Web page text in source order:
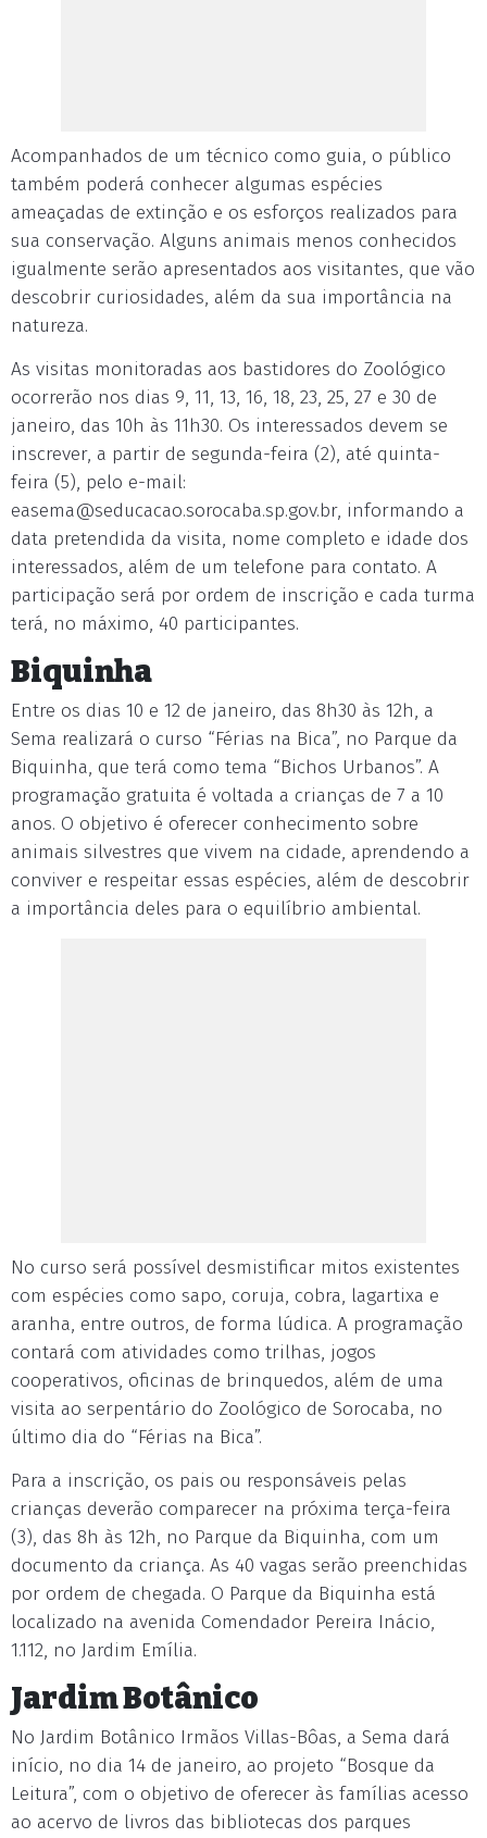
Acompanhados de um técnico como guia, o público
também poderá conhecer algumas espécies
ameaçadas de extinção e os esforços realizados para
sua conservação. Alguns animais menos conhecidos
igualmente serão apresentados aos visitantes, que vão
descobrir curiosidades, além da sua importância na
natureza.
As visitas monitoradas aos bastidores do Zoológico
ocorrerão nos dias 9, 11, 13, 16, 18, 23, 25, 27 e 30 de
janeiro, das 10h às 11h30. Os interessados devem se
inscrever, a partir de segunda-feira (2), até quinta-
feira (5), pelo e-mail:
easema@seducacao.sorocaba.sp.gov.br, informando a
data pretendida da visita, nome completo e idade dos
interessados, além de um telefone para contato. A
participação será por ordem de inscrição e cada turma
terá, no máximo, 40 participantes.
Biquinha
Entre os dias 10 e 12 de janeiro, das 8h30 às 12h, a
Sema realizará o curso “Férias na Bica”, no Parque da
Biquinha, que terá como tema “Bichos Urbanos”. A
programação gratuita é voltada a crianças de 7 a 10
anos. O objetivo é oferecer conhecimento sobre
animais silvestres que vivem na cidade, aprendendo a
conviver e respeitar essas espécies, além de descobrir
a importância deles para o equilíbrio ambiental.
No curso será possível desmistificar mitos existentes
com espécies como sapo, coruja, cobra, lagartixa e
aranha, entre outros, de forma lúdica. A programação
contará com atividades como trilhas, jogos
cooperativos, oficinas de brinquedos, além de uma
visita ao serpentário do Zoológico de Sorocaba, no
último dia do “Férias na Bica”.
Para a inscrição, os pais ou responsáveis pelas
crianças deverão comparecer na próxima terça-feira
(3), das 8h às 12h, no Parque da Biquinha, com um
documento da criança. As 40 vagas serão preenchidas
por ordem de chegada. O Parque da Biquinha está
localizado na avenida Comendador Pereira Inácio,
1.112, no Jardim Emília.
Jardim Botânico
No Jardim Botânico Irmãos Villas-Bôas, a Sema dará
início, no dia 14 de janeiro, ao projeto “Bosque da
Leitura”, com o objetivo de oferecer às famílias acesso
ao acervo de livros das bibliotecas dos parques